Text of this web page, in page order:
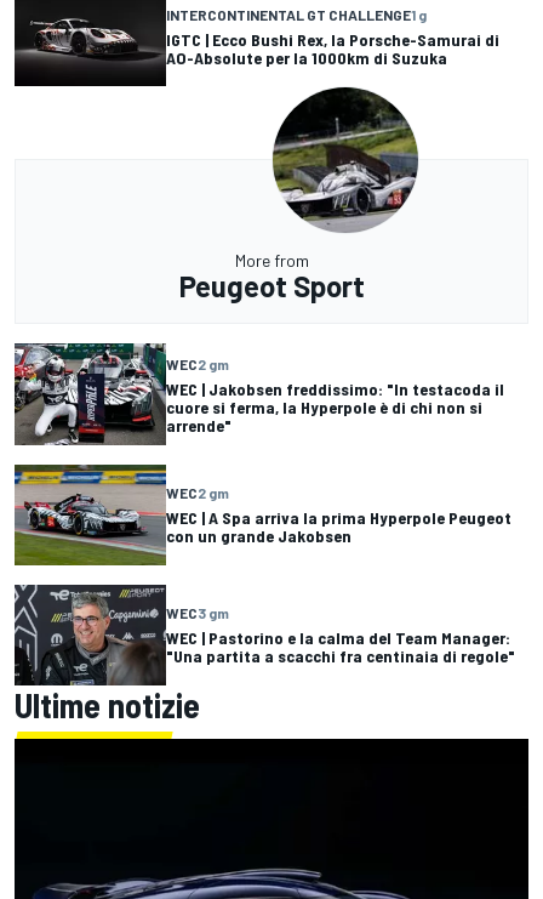
INTERCONTINENTAL GT CHALLENGE1 g
IGTC | Ecco Bushi Rex, la Porsche-Samurai di
AO-Absolute per la 1000km di Suzuka
More from
Peugeot Sport
WEC2 gm
WEC | Jakobsen freddissimo: "In testacoda il
cuore si ferma, la Hyperpole è di chi non si
arrende"
WEC2 gm
WEC | A Spa arriva la prima Hyperpole Peugeot
con un grande Jakobsen
WEC3 gm
WEC | Pastorino e la calma del Team Manager:
"Una partita a scacchi fra centinaia di regole"
Ultime notizie